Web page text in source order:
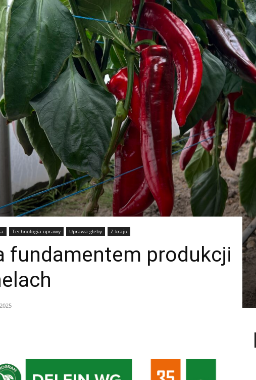
Technologia uprawy Uprawa gleby Z kraju
fundamentem produkcji